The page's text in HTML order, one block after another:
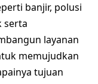
banjir, polusi
serta
layanan
memujudkan
tujuan